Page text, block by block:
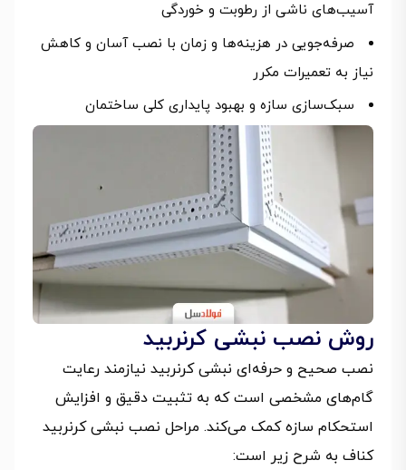
آسیب‌های ناشی از رطوبت و خوردگی
صرفه‌جویی در هزینه‌ها و زمان با نصب آسان و کاهش
نیاز به تعمیرات مکرر
سبک‌سازی سازه و بهبود پایداری کلی ساختمان
روش نصب نبشی کرنربید
نصب صحیح و حرفه‌ای نبشی کرنربید نیازمند رعایت
گام‌های مشخصی است که به تثبیت دقیق و افزایش
استحکام سازه کمک می‌کند. مراحل نصب نبشی کرنربید
کناف به شرح زیر است: